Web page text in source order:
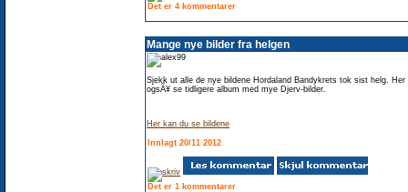
Det er 4 kommentarer
Mange nye bilder fra helgen
Sjekk ut alle de nye bildene Hordaland Bandykrets tok sist helg. Her
ogsÃ¥ se tidligere album med mye Djerv-bilder.
Her kan du se bildene
Innlagt 20/11 2012
Det er 1 kommentarer